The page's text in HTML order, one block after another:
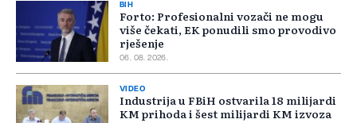
BIH
Forto: Profesionalni vozači ne mogu
više čekati, EK ponudili smo provodivo
rješenje
06. 08. 2026.
VIDEO
Industrija u FBiH ostvarila 18 milijardi
KM prihoda i šest milijardi KM izvoza